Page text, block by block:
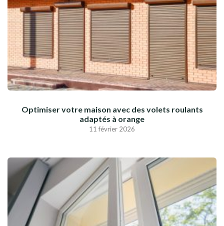
Optimiser votre maison avec des volets roulants
adaptés à orange
11 février 2026